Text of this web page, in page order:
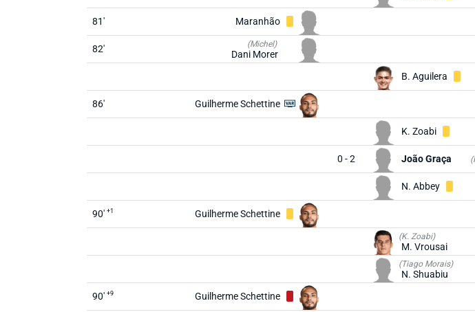
81' Maranhão
82' (Michel)
Dani Morer
B. Aguilera
86' Guilherme Schettine
K. Zoabi
0 - 2 João Graça
N. Abbey
90' +1 Guilherme Schettine
(K. Zoabi)
M. Vrousai
(Tiago Morais)
N. Shuabiu
90' +9 Guilherme Schettine